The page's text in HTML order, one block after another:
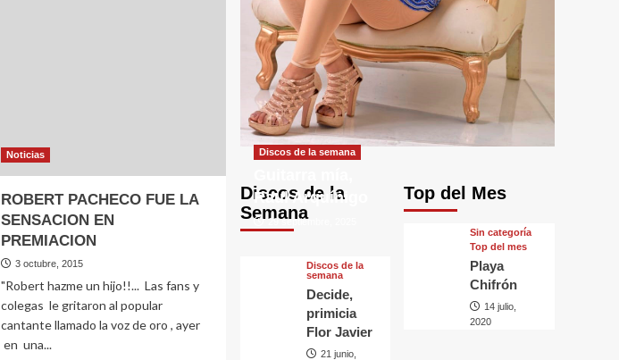
Noticias
ROBERT PACHECO FUE LA
SENSACION EN
PREMIACION
3 octubre, 2015
"Robert hazme un hijo!!... Las fans y
colegas le gritaron al popular
cantante llamado la voz de oro , ayer
en una...
Discos de la
Semana
Discos de la semana
Raul Arquínigo
29 septiembre, 2025
Discos de la
semana
Decide,
primicia
Flor Javier
21 junio,
Top del Mes
Sin categorí­a
Top del mes
Playa
Chifrón
14 julio,
2020